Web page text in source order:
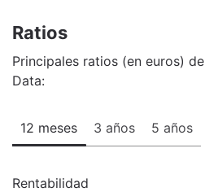
Ratios
Principales ratios (en euros)
Data:
12 meses 3 años 5 años
Rentabilidad